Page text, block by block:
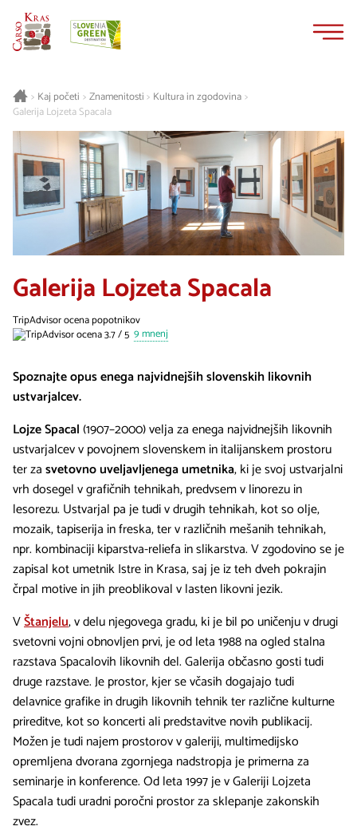
> Kaj početi > Znamenitosti > Kultura in zgodovina>
Galerija Lojzeta Spacala
Galerija Lojzeta Spacala
TripAdvisor ocena popotnikov
9 mnenj
Spoznajte opus enega najvidnejših slovenskih likovnih
ustvarjalcev.
Lojze Spacal(1907–2000) velja za enega najvidnejših likovnih
ustvarjalcev v povojnem slovenskem in italijanskem prostoru
ter zasvetovno uveljavljenega umetnika, ki je svoj ustvarjalni
vrh dosegel v grafičnih tehnikah, predvsem v linorezu in
lesorezu. Ustvarjal pa je tudi v drugih tehnikah, kot so olje,
mozaik, tapiserija in freska, ter v različnih mešanih tehnikah,
npr. kombinaciji kiparstva-reliefa in slikarstva. V zgodovino se je
zapisal kot umetnik Istre in Krasa, saj je iz teh dveh pokrajin
črpal motive in jih preoblikoval v lasten likovni jezik.
VŠtanjelu, v delu njegovega gradu, ki je bil po uničenju v drugi
svetovni vojni obnovljen prvi, je od leta 1988 na ogled stalna
razstava Spacalovih likovnih del. Galerija občasno gosti tudi
druge razstave. Je prostor, kjer se včasih dogajajo tudi
delavnice grafike in drugih likovnih tehnik ter različne kulturne
prireditve, kot so koncerti ali predstavitve novih publikacij.
Možen je tudi najem prostorov v galeriji, multimedijsko
opremljena dvorana zgornjega nadstropja je primerna za
seminarje in konference. Od leta 1997 je v Galeriji Lojzeta
Spacala tudi uradni poročni prostor za sklepanje zakonskih
zvez.